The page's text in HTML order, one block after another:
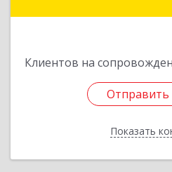
Клиентов на
Отправить
Показать
Отправить
Назад